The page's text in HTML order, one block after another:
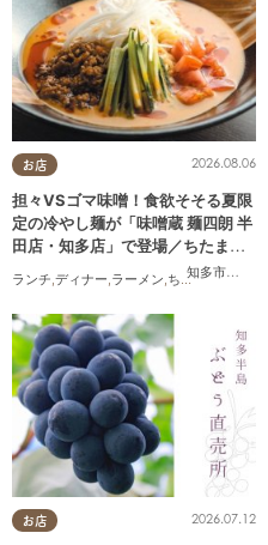
お店
知多市
,半田市
2026.08.06
担々VSゴマ味噌！食欲そそる夏限
定の冷やし麺が「味噌蔵 麺四朗 半
田店・知多店」で登場／ちたまる
ランチ ディナー ラーメン ちたまる広告
お店 2026.07.12